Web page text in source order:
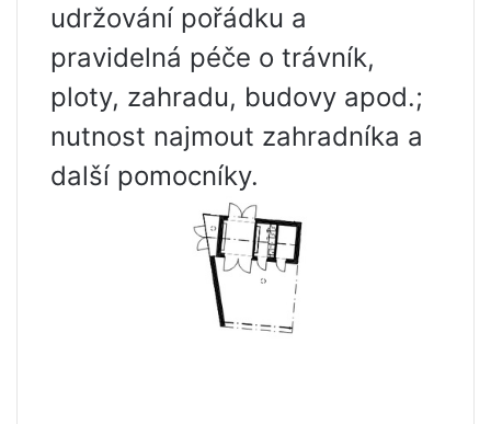
udržování pořádku a
pravidelná péče o trávník,
ploty, zahradu, budovy apod.;
nutnost najmout zahradníka a
další pomocníky.